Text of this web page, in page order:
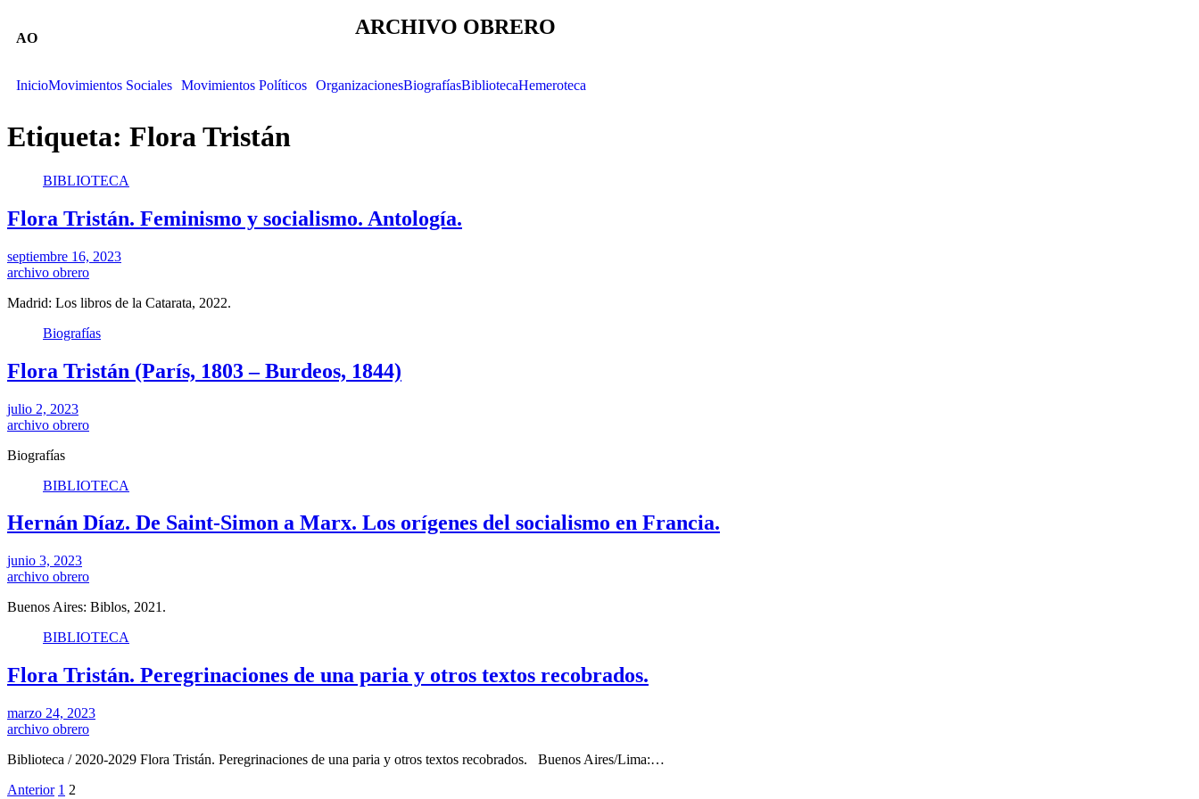
AO ARCHIVO OBRERO
InicioMovimientos Sociales Movimientos Políticos OrganizacionesBiografíasBibliotecaHemeroteca
Etiqueta: Flora Tristán
BIBLIOTECA
Flora Tristán. Feminismo y socialismo. Antología.
septiembre 16, 2023
archivo obrero
Madrid: Los libros de la Catarata, 2022.
Biografías
Flora Tristán (París, 1803 – Burdeos, 1844)
julio 2, 2023
archivo obrero
Biografías
BIBLIOTECA
Hernán Díaz. De Saint-Simon a Marx. Los orígenes del socialismo en Francia.
junio 3, 2023
archivo obrero
Buenos Aires: Biblos, 2021.
BIBLIOTECA
Flora Tristán. Peregrinaciones de una paria y otros textos recobrados.
marzo 24, 2023
archivo obrero
Biblioteca / 2020-2029 Flora Tristán. Peregrinaciones de una paria y otros textos recobrados. Buenos Aires/Lima:…
Anterior 1 2